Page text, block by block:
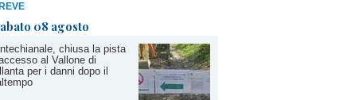
08 agosto
chiusa la pista
al Vallone di
per i danni dopo il